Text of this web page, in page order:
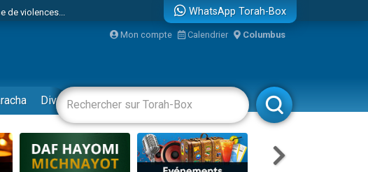
de violences...
insalubre
WhatsApp Torah-Box
Mon compte Calendrier Columbus
Divertissements Livres Rabbanim